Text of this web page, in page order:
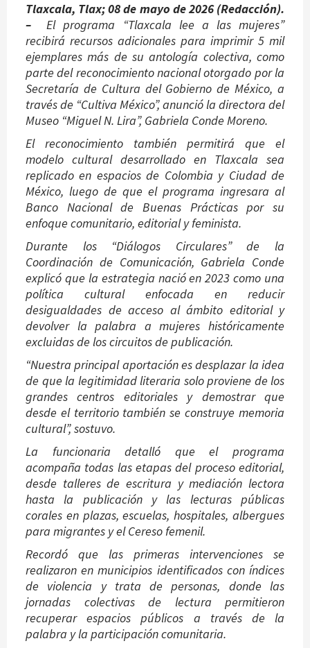
Tlaxcala, Tlax; 08 de mayo de 2026 (Redacción).
–El programa “Tlaxcala lee a las mujeres”
recibirá recursos adicionales para imprimir 5 mil
ejemplares más de su antología colectiva, como
parte del reconocimiento nacional otorgado por la
Secretaría de Cultura del Gobierno de México, a
través de “Cultiva México”, anunció la directora del
Museo “Miguel N. Lira”, Gabriela Conde Moreno.
El reconocimiento también permitirá que el
modelo cultural desarrollado en Tlaxcala sea
replicado en espacios de Colombia y Ciudad de
México, luego de que el programa ingresara al
Banco Nacional de Buenas Prácticas por su
enfoque comunitario, editorial y feminista.
Durante los “Diálogos Circulares” de la
Coordinación de Comunicación, Gabriela Conde
explicó que la estrategia nació en 2023 como una
política cultural enfocada en reducir
desigualdades de acceso al ámbito editorial y
devolver la palabra a mujeres históricamente
excluidas de los circuitos de publicación.
“Nuestra principal aportación es desplazar la idea
de que la legitimidad literaria solo proviene de los
grandes centros editoriales y demostrar que
desde el territorio también se construye memoria
cultural”, sostuvo.
La funcionaria detalló que el programa
acompaña todas las etapas del proceso editorial,
desde talleres de escritura y mediación lectora
hasta la publicación y las lecturas públicas
corales en plazas, escuelas, hospitales, albergues
para migrantes y el Cereso femenil.
Recordó que las primeras intervenciones se
realizaron en municipios identificados con índices
de violencia y trata de personas, donde las
jornadas colectivas de lectura permitieron
recuperar espacios públicos a través de la
palabra y la participación comunitaria.